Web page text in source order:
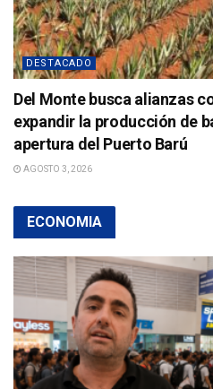
DESTACADO
Del Monte busca alianzas
expandir la producción de
apertura del Puerto Barú
AGOSTO 3, 2026
ECONOMIA